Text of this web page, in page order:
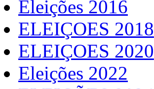
Eleições 2016
ELEIÇOES 2018
ELEIÇOES 2020
Eleições 2022